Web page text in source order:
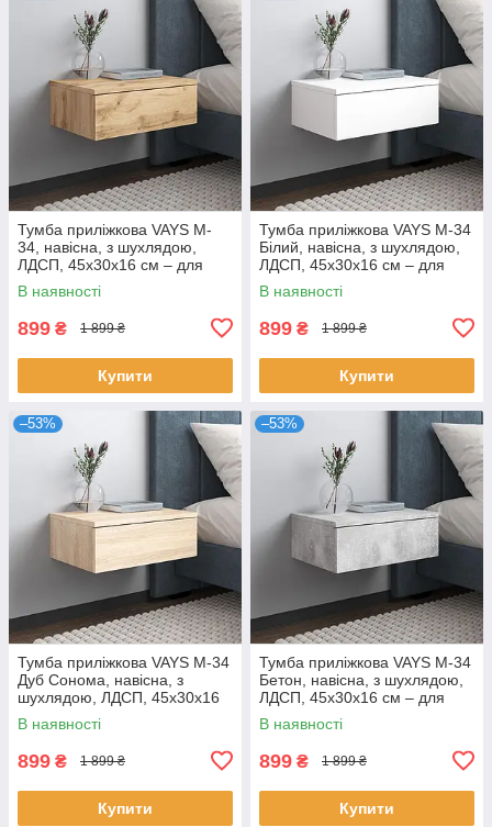
Тумба приліжкова VAYS M-
34, навісна, з шухлядою,
ЛДСП, 45х30х16 см – для
спальні
В наявності
899 ₴ 1 899 ₴
Купити
Тумба приліжкова VAYS M-34
Білий, навісна, з шухлядою,
ЛДСП, 45х30х16 см – для
спальні
В наявності
899 ₴ 1 899 ₴
Купити
–53%
Тумба приліжкова VAYS M-34
Дуб Сонома, навісна, з
шухлядою, ЛДСП, 45х30х16
см – для спальні
В наявності
899 ₴ 1 899 ₴
Купити
–53%
Тумба приліжкова VAYS M-34
Бетон, навісна, з шухлядою,
ЛДСП, 45х30х16 см – для
спальні
В наявності
899 ₴ 1 899 ₴
Купити